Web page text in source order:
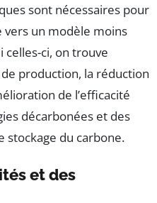
sont nécessaires pour
vers un modèle moins
ci, on trouve
production, la réduction
de l’efficacité
décarbonées et des
stockage du carbone.
et des